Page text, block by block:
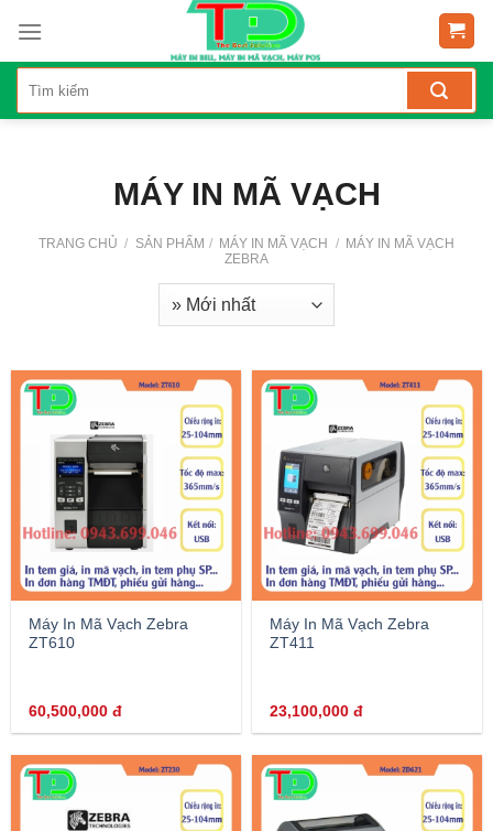
content
MÁY IN MÃ VẠCH
TRANG CHỦ / SẢN PHẨM / MÁY IN MÃ VẠCH / MÁY IN MÃ VẠCH
ZEBRA
Máy In Mã Vạch Zebra
ZT610
60,500,000đ
Máy In Mã Vạch Zebra
ZT411
23,100,000đ